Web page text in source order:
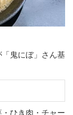
鬼にぼ」さん基
ひき肉・チャー